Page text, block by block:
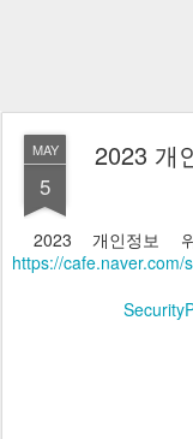
MAY
5
2023 개
2023 개인정보
https://cafe.naver.com/